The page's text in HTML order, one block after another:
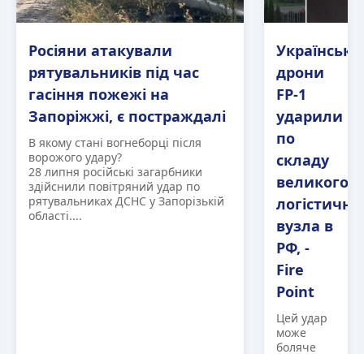
Росіяни атакували
рятувальників під час
гасіння пожежі на
Запоріжжі, є постраждалі
В якому стані вогнеборці після
ворожого удару?
28 липня російські загарбники
здійснили повітряний удар по
рятувальниках ДСНС у Запорізькій
області....
Українські
дрони
FP-1
ударили
по
складу
великого
вузла в
РФ, -
Fire
Point
Цей удар
може
боляче